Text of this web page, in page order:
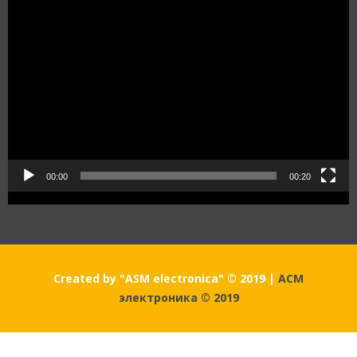
00:00 00:20
Created by "ASM electronica" © 2019| АСМ
электроника © 2019